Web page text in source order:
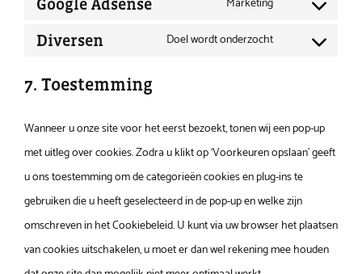
wordpress
Google Adsense
Consent
Diversen Doel wordt onderzocht
Consent
diversen
7. Toestemming
Wanneer u onze site voor het eerst bezoekt, tonen wij een pop-up
met uitleg over cookies. Zodra u klikt op ‘Voorkeuren opslaan’ geeft
u ons toestemming om de categorieën cookies en plug-ins te
gebruiken die u heeft geselecteerd in de pop-up en welke zijn
omschreven in het Cookiebeleid. U kunt via uw browser het plaatsen
van cookies uitschakelen, u moet er dan wel rekening mee houden